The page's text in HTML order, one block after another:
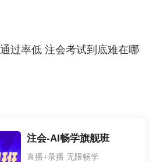
过率低 注会考试到底难在哪
注会-AI畅学旗舰班
直播+录播 无限畅学